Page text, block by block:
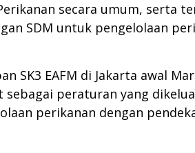
secara umum, serta
SDM untuk pengelolaan
SK3 EAFM di Jakarta awal
sebagai peraturan yang
perikanan dengan